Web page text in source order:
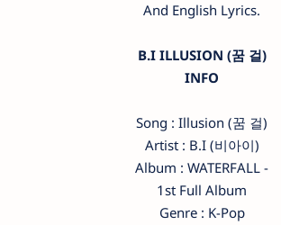
And English Lyrics.
B.I ILLUSION (꿈 걸)
INFO
Song : Illusion (꿈 걸)
Artist : B.I (비아이)
Album : WATERFALL -
1st Full Album
Genre : K-Pop